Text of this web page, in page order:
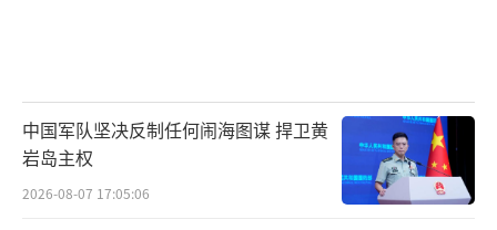
中国军队坚决反制任何闹海图谋 捍卫黄
岩岛主权
2026-08-07 17:05:06